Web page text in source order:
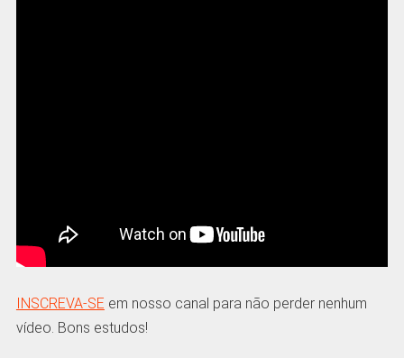
INSCREVA-SE em nosso canal para não perder nenhum
vídeo. Bons estudos!